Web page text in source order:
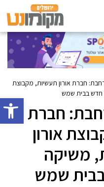
פתח
חברת אורון תעשיות, מקבוצת
חדש בבית שמש
חברת
אורון
משיקה
שמש